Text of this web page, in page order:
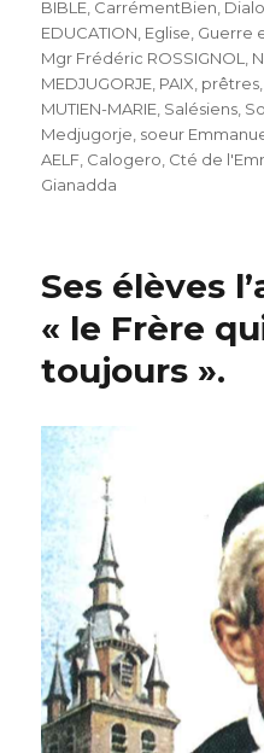
le
BIBLE, CarrémentBien,
EDUCATION, Eglise, Guerre
Mgr Frédéric ROSSIGNOL,
MEDJUGORJE, PAIX, prêtres,
MUTIEN-MARIE, Salésiens,
Medjugorje, soeur
AELF, Calogero, Cté de
Gianadda
Ses élèves
« le Frère
toujours ».